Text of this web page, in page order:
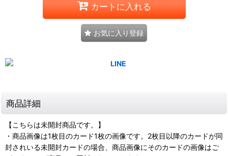
カートに入れる
お気に入り登録
商品詳細
【こちらは未開封商品です。】
・商品画像は1枚目のカード1枚の画像です。2枚目以降のカードが同
封されいる未開封カードの場合、商品画像にそのカードの画像はご